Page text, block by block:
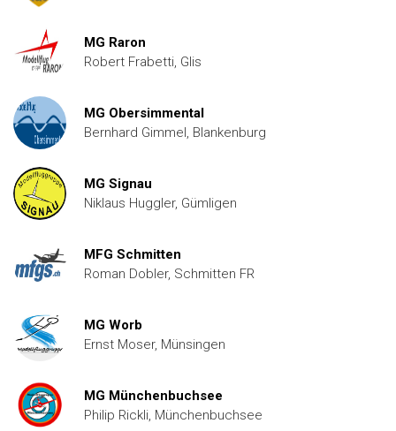
MG Raron
Robert Frabetti, Glis
MG Obersimmental
Bernhard Gimmel, Blankenburg
MG Signau
Niklaus Huggler, Gümligen
MFG Schmitten
Roman Dobler, Schmitten FR
MG Worb
Ernst Moser, Münsingen
MG Münchenbuchsee
Philip Rickli, Münchenbuchsee